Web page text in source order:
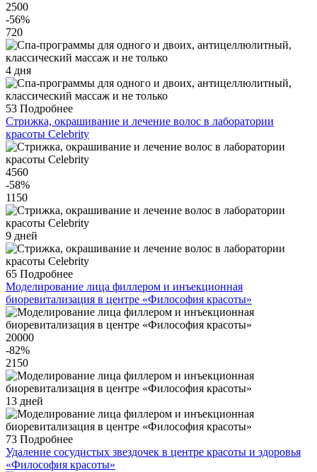
2500
-56%
720
4 дня
53 Подробнее
Стрижка, окрашивание и лечение волос в лаборатории
красоты Celebrity
4560
-58%
1150
9 дней
65 Подробнее
Моделирование лица филлером и инъекционная
биоревитализация в центре «Философия красоты»
20000
-82%
2150
13 дней
73 Подробнее
Удаление сосудистых звездочек в центре красоты и здоровья
«Философия красоты»